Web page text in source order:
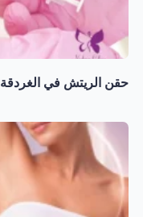
حقن الريتش في الغردقة